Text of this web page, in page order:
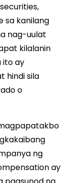
sa kanilang
nag-uulat
kilalanin
ito ay
hindi sila
o
ng
ay